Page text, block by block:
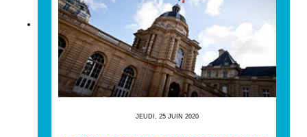
JEUDI, 25 JUIN 2020